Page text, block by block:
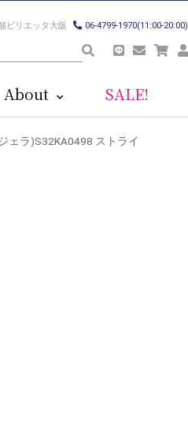
ビリエッタ大阪 06-4799-1970(11:00-20:00)
About SALE!
ェラ)S32KA0498 ストライ